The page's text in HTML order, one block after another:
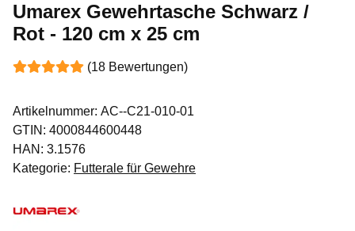
Umarex Gewehrtasche Schwarz /
Rot - 120 cm x 25 cm
(18 Bewertungen)
Artikelnummer: AC--C21-010-01
GTIN: 4000844600448
HAN: 3.1576
Kategorie: Futterale für Gewehre